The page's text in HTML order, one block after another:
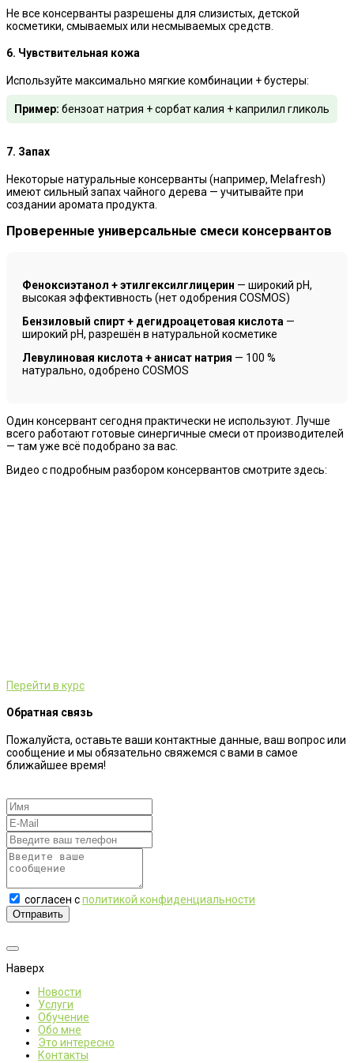
Не все консерванты разрешены для слизистых, детской
косметики, смываемых или несмываемых средств.
6. Чувствительная кожа
Используйте максимально мягкие комбинации + бустеры:
Пример: бензоат натрия + сорбат калия + каприлил гликоль
7. Запах
Некоторые натуральные консерванты (например, Melafresh)
имеют сильный запах чайного дерева — учитывайте при
создании аромата продукта.
Проверенные универсальные смеси консервантов
Феноксиэтанол + этилгексилглицерин — широкий pH,
высокая эффективность (нет одобрения COSMOS)
Бензиловый спирт + дегидроацетовая кислота —
широкий pH, разрешён в натуральной косметике
Левулиновая кислота + анисат натрия — 100 %
натурально, одобрено COSMOS
Один консервант сегодня практически не используют. Лучше
всего работают готовые синергичные смеси от производителей
— там уже всё подобрано за вас.
Видео с подробным разбором консервантов смотрите здесь:
Перейти в курс
Обратная связь
Пожалуйста, оставьте ваши контактные данные, ваш вопрос или
сообщение и мы обязательно свяжемся с вами в самое
ближайшее время!
согласен сполитикой конфиденциальности
Отправить
Наверх
Новости
Услуги
Обучение
Обо мне
Это интересно
Контакты